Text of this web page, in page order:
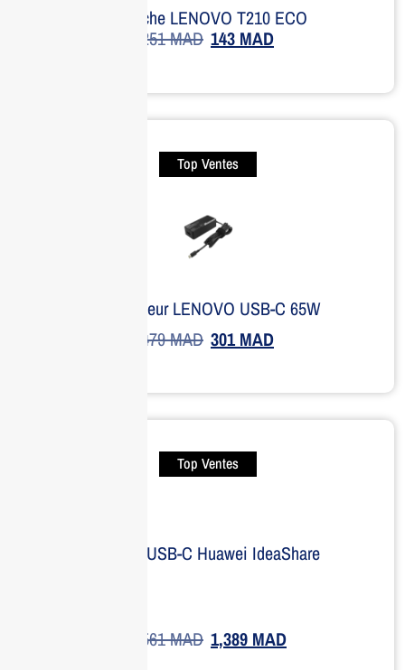
Sacoche LENOVO T210 ECO
251MAD 143 MAD
Top Ventes
Adaptateur LENOVO USB-C 65W
479MAD 301MAD
Top Ventes
Dongle USB-C Huawei IdeaShare
1,561MAD 1,389 MAD